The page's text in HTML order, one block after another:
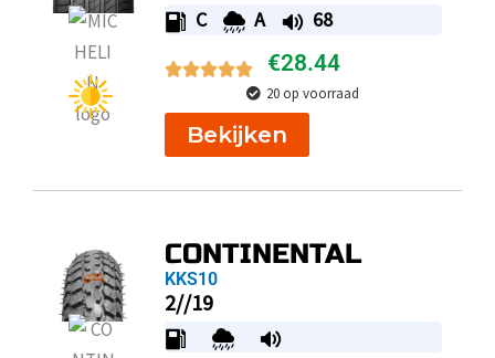
C A 68
€28.44
20 op voorraad
Bekijken
CONTINENTAL
KKS10
2//19